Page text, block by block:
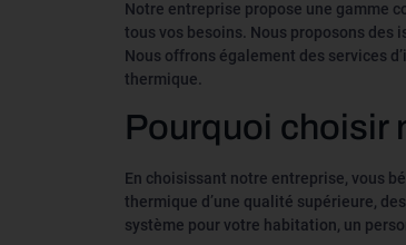
Notre entreprise propose une gamme
tous vos besoins. Nous proposons des
Nous offrons également des services
thermique.
Pourquoi choisir
En choisissant notre entreprise, vous
thermique d’une qualité supérieure,
système pour votre habitation, un